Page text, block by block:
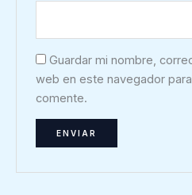
Guardar mi nombre,
web en este navegador
comente.